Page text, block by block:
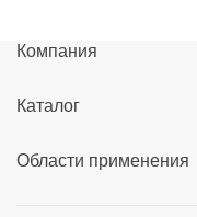
Компания
Каталог
Области применения